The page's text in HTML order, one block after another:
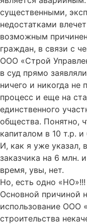
существенными,
недостатками
возможным
граждан, в связи с
ООО «Строй
в суд прямо
ничего и никогда не
процесс и еще на
единственного
общества. Понятно,
капиталом в 10 т.р. и
И, как я уже указал,
заказчика на 6 млн.
время, увы, нет.
Но, есть одно «НО»!!!
Основной причиной
использование ООО
строительства